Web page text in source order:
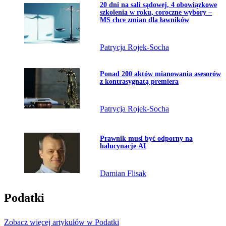
Przejdź do artykułu:
20 dni na sali sądowej, 4 obowiązkowe
szkolenia w roku, coroczne wybory –
MS chce zmian dla ławników
Patrycja Rojek-Socha
Przejdź do artykułu:
Ponad 200 aktów mianowania asesorów
z kontrasygnatą premiera
Patrycja Rojek-Socha
Przejdź do artykułu:
Prawnik musi być odporny na
halucynacje AI
Damian Flisak
Podatki
Zobacz więcej artykułów w Podatki